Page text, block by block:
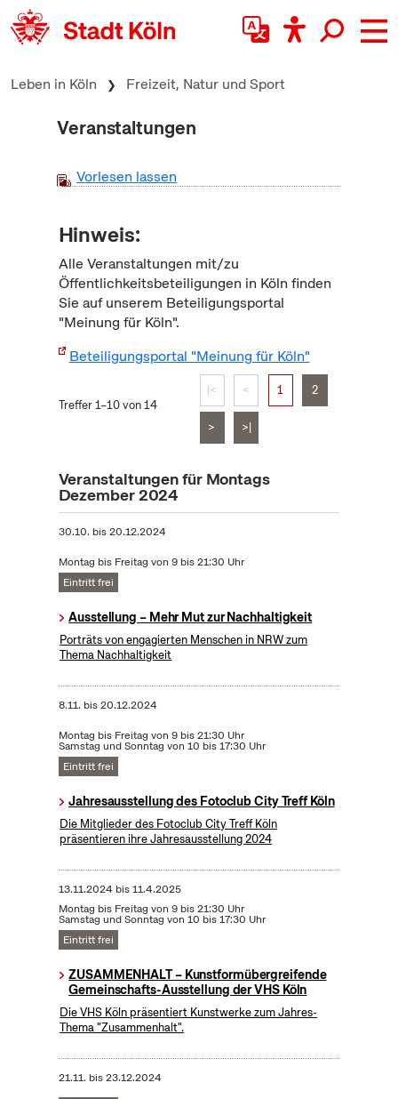
zum Inhalt springen
Leben in Köln Freizeit, Natur und Sport
Veranstaltungen
Vorlesen lassen
Hinweis:
Alle Veranstaltungen mit/zu
Öffentlichkeitsbeteiligungen in Köln finden
Sie auf unserem Beteiligungsportal
"Meinung für Köln".
Beteiligungsportal "Meinung für Köln"
Treffer 1–10 von 14
|< < 1 2
> >|
Veranstaltungen für Montags
Dezember 2024
30.10. bis20.12.2024
Montag bis Freitag von 9 bis 21:30 Uhr
Eintritt frei
Ausstellung – Mehr Mut zur Nachhaltigkeit
Porträts von engagierten Menschen in NRW zum
Thema Nachhaltigkeit
8.11. bis20.12.2024
Montag bis Freitag von 9 bis 21:30 Uhr
Samstag und Sonntag von 10 bis 17:30 Uhr
Eintritt frei
Jahresausstellung des Fotoclub City Treff Köln
Die Mitglieder des Fotoclub City Treff Köln
präsentieren ihre Jahresausstellung 2024
13.11.2024 bis11.4.2025
Montag bis Freitag von 9 bis 21:30 Uhr
Samstag und Sonntag von 10 bis 17:30 Uhr
Eintritt frei
ZUSAMMENHALT – Kunstformübergreifende
Gemeinschafts-Ausstellung der VHS Köln
Die VHS Köln präsentiert Kunstwerke zum Jahres-
Thema "Zusammenhalt".
21.11. bis23.12.2024